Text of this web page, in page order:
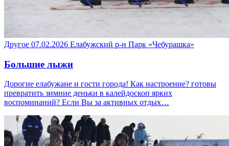
Другое 07.02.2026 Елабужский р-н Парк «Чебурашка»
Большие лыжи
Дорогие елабужане и гости города! Как настроение? готовы
превратить зимние деньки в калейдоскоп ярких
воспоминаний? Если Вы за активных отдых…